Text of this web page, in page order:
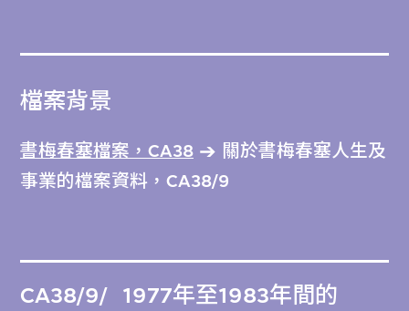
檔案背景
書梅春塞檔案，CA38
關於書梅春塞人生及
事業的檔案資料，CA38/9
CA38/9/
1977年至1983年間的